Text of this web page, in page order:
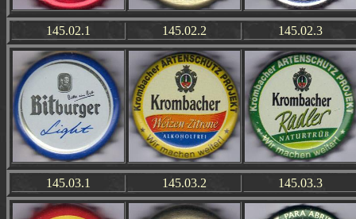
145.02.1 145.02.2 145.02.3
145.03.1 145.03.2 145.03.3